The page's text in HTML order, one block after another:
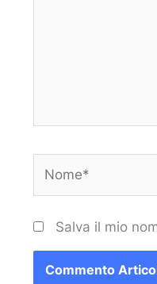
Salva il mio